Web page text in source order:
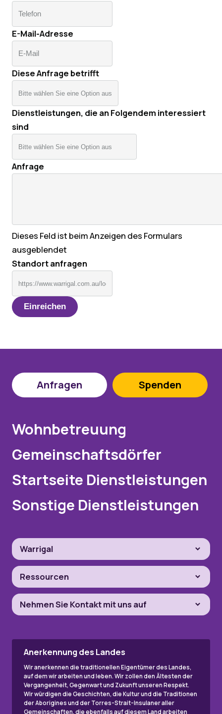
E-Mail-Adresse
Diese Anfrage betrifft
Dienstleistungen, die an Folgendem interessiert
sind
Anfrage
Dieses Feld ist beim Anzeigen des Formulars
ausgeblendet
Standort anfragen
Anfragen Spenden
Wohnbetreuung
Gemeinschaftsdörfer
Startseite Dienstleistungen
Sonstige Dienstleistungen
Warrigal
Ressourcen
Nehmen Sie Kontakt mit uns auf
Anerkennung des Landes
Wir anerkennen die traditionellen Eigentümer des Landes,
auf dem wir arbeiten und leben. Wir zollen den Ältesten der
Vergangenheit, Gegenwart und Zukunft unseren Respekt.
Wir würdigen die Geschichten, die Kultur und die Traditionen
der Aborigines und der Torres-Strait-Insulaner aller
Gemeinschaften, die ebenfalls auf diesem Land arbeiten